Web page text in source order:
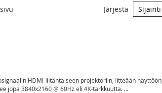
Järjestä
HDMI-liitäntäiseen projektoriin, litteään näyttöön,
jopa 3840x2160 @ 60Hz eli 4K-tarkkuutta. ...